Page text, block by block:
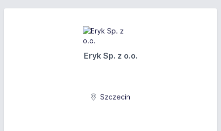
Eryk Sp. z o.o.
Szczecin